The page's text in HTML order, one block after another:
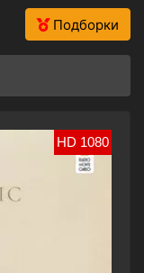
Подборки
HD 1080